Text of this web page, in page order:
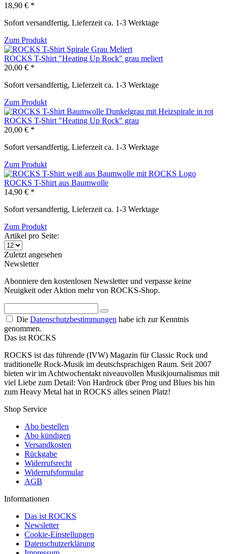
18,90 € *
Sofort versandfertig, Lieferzeit ca. 1-3 Werktage
Zum Produkt
ROCKS T-Shirt "Heating Up Rock" grau meliert
20,00 € *
Sofort versandfertig, Lieferzeit ca. 1-3 Werktage
Zum Produkt
ROCKS T-Shirt "Heating Up Rock" grau
20,00 € *
Sofort versandfertig, Lieferzeit ca. 1-3 Werktage
Zum Produkt
ROCKS T-Shirt aus Baumwolle
14,90 € *
Sofort versandfertig, Lieferzeit ca. 1-3 Werktage
Zum Produkt
Artikel pro Seite:
Zuletzt angesehen
Newsletter
Abonniere den kostenlosen Newsletter und verpasse keine
Neuigkeit oder Aktion mehr von ROCKS-Shop.
Die Datenschutzbestimmungen habe ich zur Kenntnis
genommen.
Das ist ROCKS
ROCKS ist das führende (IVW) Magazin für Classic Rock und
traditionelle Rock-Musik im deutschsprachigen Raum. Seit 2007
bieten wir im Achtwochentakt niveauvollen Musikjournalismus mit
viel Liebe zum Detail: Von Hardrock über Prog und Blues bis hin
zum Heavy Metal hat in ROCKS alles seinen Platz!
Shop Service
Abo bestellen
Abo kündigen
Versandkosten
Rückgabe
Widerrufsrecht
Widerrufsformular
AGB
Informationen
Das ist ROCKS
Newsletter
Cookie-Einstellungen
Datenschutzerklärung